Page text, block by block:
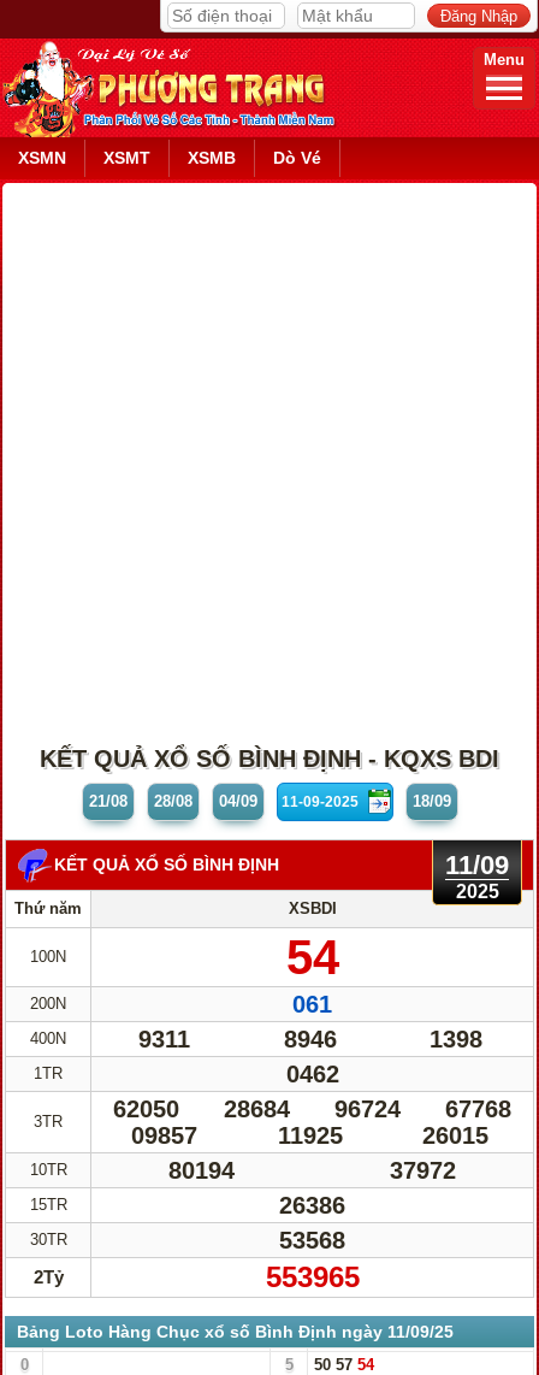
Menu
XSMN XSMT XSMB Dò Vé
KẾT QUẢ XỔ SỐ BÌNH ĐỊNH - KQXS BDI
21/08 28/08 04/09 18/09
KẾT QUẢ XỔ SỐ BÌNH ĐỊNH 11/09
2025
Thứ năm XSBDI
100N 54
200N 061
400N 9311 8946 1398
1TR 0462
3TR 62050 28684 96724
67768
09857
11925 26015
10TR 80194 37972
15TR 26386
30TR 53568
2Tỷ 553965
Bảng Loto Hàng Chục xổ số Bình Định ngày 11/09/25
0 5 50 57 54